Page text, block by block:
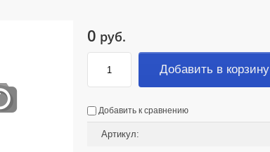
0 руб.
Добавить в корзину
Добавить к сравнению
Артикул: